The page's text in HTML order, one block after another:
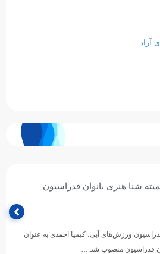
شنا هنری بانوان فدراسیون
ورزش‌های آبی، کیمیا احمدی به عنوان
فدراسیون منصوب شد.…